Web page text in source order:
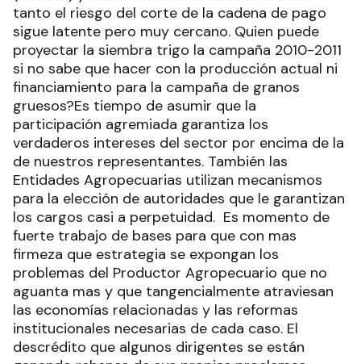
tanto el riesgo del corte de la cadena de pago
sigue latente pero muy cercano. Quien puede
proyectar la siembra trigo la campaña 2010-2011
si no sabe que hacer con la producción actual ni
financiamiento para la campaña de granos
gruesos?Es tiempo de asumir que la
participación agremiada garantiza los
verdaderos intereses del sector por encima de la
de nuestros representantes. También las
Entidades Agropecuarias utilizan mecanismos
para la elección de autoridades que le garantizan
los cargos casi a perpetuidad. Es momento de
fuerte trabajo de bases para que con mas
firmeza que estrategia se expongan los
problemas del Productor Agropecuario que no
aguanta mas y que tangencialmente atraviesan
las economías relacionadas y las reformas
institucionales necesarias de cada caso. El
descrédito que algunos dirigentes se están